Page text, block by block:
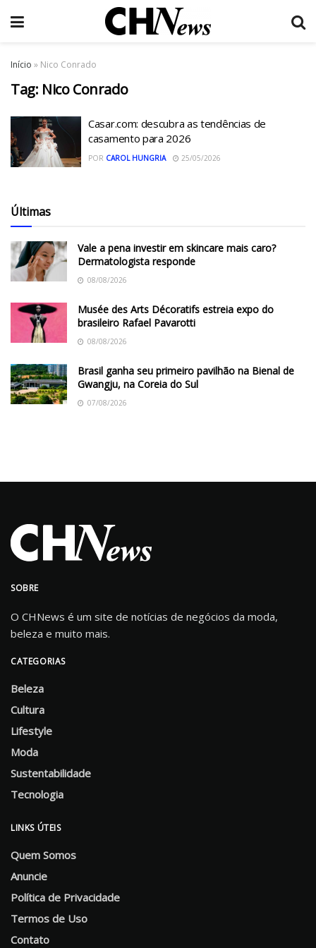
Início » Nico Conrado
Tag: Nico Conrado
Casar.com: descubra as tendências de
casamento para 2026
POR CAROL HUNGRIA 25/05/2026
Últimas
Vale a pena investir em skincare mais caro?
Dermatologista responde
08/08/2026
Musée des Arts Décoratifs estreia expo do
brasileiro Rafael Pavarotti
08/08/2026
Brasil ganha seu primeiro pavilhão na Bienal de
Gwangju, na Coreia do Sul
07/08/2026
SOBRE
O CHNews é um site de notícias de negócios da moda,
beleza e muito mais.
CATEGORIAS
Beleza
Cultura
Lifestyle
Moda
Sustentabilidade
Tecnologia
LINKS ÚTEIS
Quem Somos
Anuncie
Política de Privacidade
Termos de Uso
Contato